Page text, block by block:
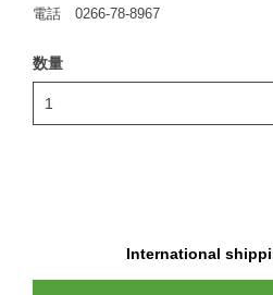
電話 0266-78-8967
数量
International